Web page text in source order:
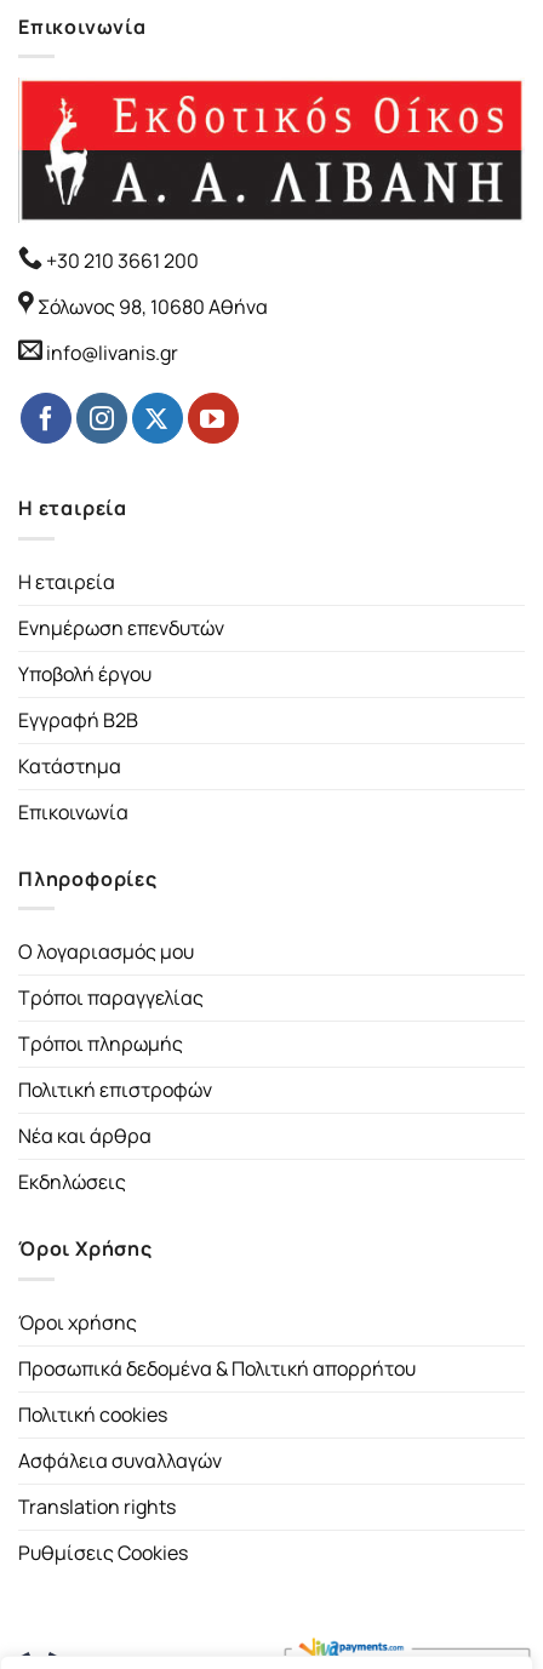
Επικοινωνία
+30 210 3661 200
Σόλωνος 98, 10680 Αθήνα
info@livanis.gr
Η εταιρεία
Η εταιρεία
Ενημέρωση επενδυτών
Υποβολή έργου
Εγγραφή B2B
Κατάστημα
Επικοινωνία
Πληροφορίες
Ο λογαριασμός μου
Τρόποι παραγγελίας
Τρόποι πληρωμής
Πολιτική επιστροφών
Νέα και άρθρα
Εκδηλώσεις
Όροι Χρήσης
Όροι χρήσης
Προσωπικά δεδομένα & Πολιτική απορρήτου
Πολιτική cookies
Ασφάλεια συναλλαγών
Translation rights
Ρυθμίσεις Cookies